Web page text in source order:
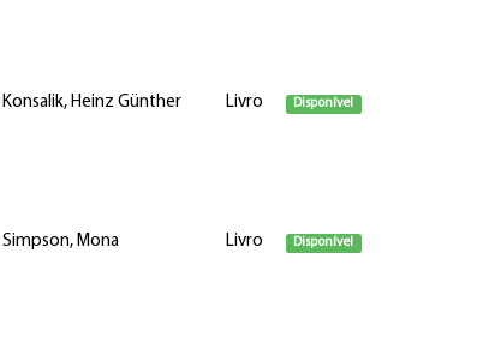
Konsalik, Heinz Günther Livro Disponível
Simpson, Mona Livro Disponível